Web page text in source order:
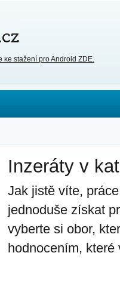
ke stažení pro Android ZDE.
Inzeráty v
Jak jistě víte,
jednoduše získat
vyberte si obor,
hodnocením,